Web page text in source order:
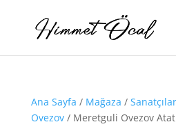
Ana Sayfa / Mağaza / Sanatçılar
Ovezov/ Meretguli Ovezov